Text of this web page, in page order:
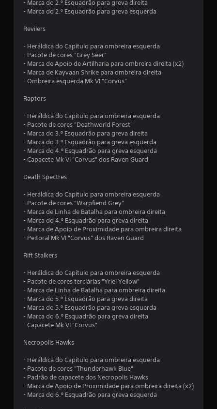
c
a
n
c
i
p
a
s
p
e
r
s
o
a
e
n
s
p
r
i
c
p
a
i
s
.
- Marca do 2.º Esquadrão para greva direita
- Marca do 2.º Esquadrão para greva esquerda
Revilers
- Heráldica do Capítulo para ombreira esquerda
- Pacote de cores "Grey Seer"
- Marca de Apoio de Artilharia para ombreira direita (x2)
- Marca de Kayvaan Shrike para ombreira direita
- Ombreira esquerda Mk VI "Corvus"
Raptors
- Heráldica do Capítulo para ombreira esquerda
- Pacote de cores "Deathworld Forest"
- Marca do 3.º Esquadrão para greva direita
- Marca do 3.º Esquadrão para greva esquerda
- Marca do 4.º Esquadrão para greva esquerda
- Capacete Mk VI "Corvus" dos Raven Guard
Death Spectres
- Heráldica do Capítulo para ombreira esquerda
- Pacote de cores "Warpfiend Grey"
- Marca de Linha de Batalha para ombreira direita
- Marca do 4.º Esquadrão para greva direita
- Marca de Apoio de Proximidade para ombreira direita
- Peitoral Mk VI "Corvus" dos Raven Guard
Rift Stalkers
- Heráldica do Capítulo para ombreira esquerda
- Pacote de cores terciárias "Yriel Yellow"
- Marca de Linha de Batalha para ombreira direita
- Marca do 5.º Esquadrão para greva direita
- Marca do 5.º Esquadrão para greva esquerda
- Marca do 6.º Esquadrão para greva direita
- Capacete Mk VI "Corvus"
Necropolis Hawks
- Heráldica do Capítulo para ombreira esquerda
- Pacote de cores "Thunderhawk Blue"
- Padrão de capacete dos Necropolis Hawks
- Marca de Apoio de Proximidade para ombreira direita (x2)
- Marca do 6.º Esquadrão para greva esquerda